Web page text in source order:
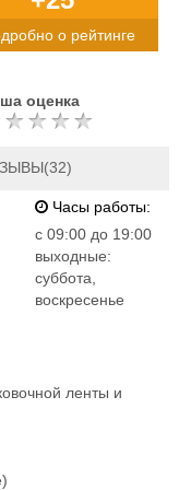
о рейтинге
оценка
Часы работы:
c 09:00 до 19:00
выходные:
суббота,
воскресенье
ленты и